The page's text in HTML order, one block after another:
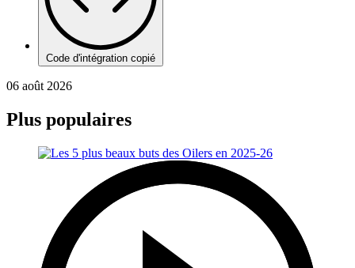
Code d'intégration copié
06 août 2026
Plus populaires